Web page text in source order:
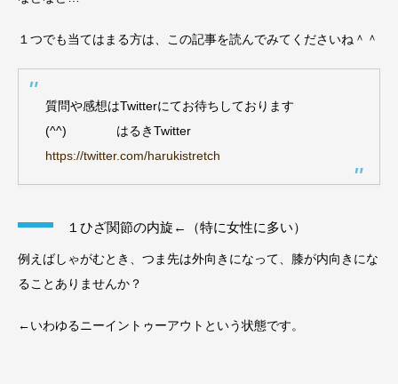
１つでも当てはまる方は、この記事を読んでみてくださいね＾＾
質問や感想はTwitterにてお待ちしております
(^^) はるきTwitter
https://twitter.com/harukistretch
１ひざ関節の内旋←（特に女性に多い）
例えばしゃがむとき、つま先は外向きになって、膝が内向きにな
ることありませんか？
←いわゆるニーイントゥーアウトという状態です。